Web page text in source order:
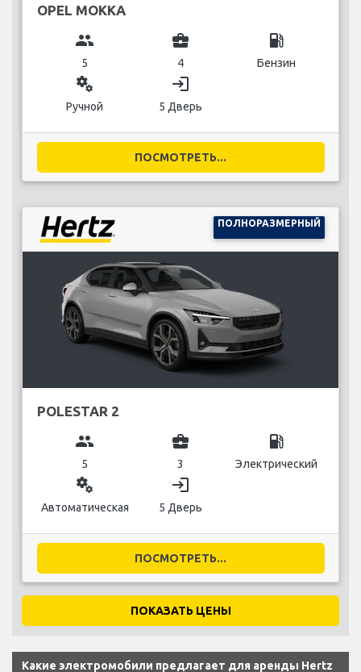
OPEL MOKKA
group
5
business_center
4
local_gas_station
Бензин
miscellaneous_services
Ручной
login
5 Дверь
ПОСМОТРЕТЬ...
ПОЛНОРАЗМЕРНЫЙ
POLESTAR 2
group
5
business_center
3
local_gas_station
Электрический
miscellaneous_services
Автоматическая
login
5 Дверь
ПОСМОТРЕТЬ...
ПОКАЗАТЬ ЦЕНЫ
Какие электромобили предлагает для аренды Hertz